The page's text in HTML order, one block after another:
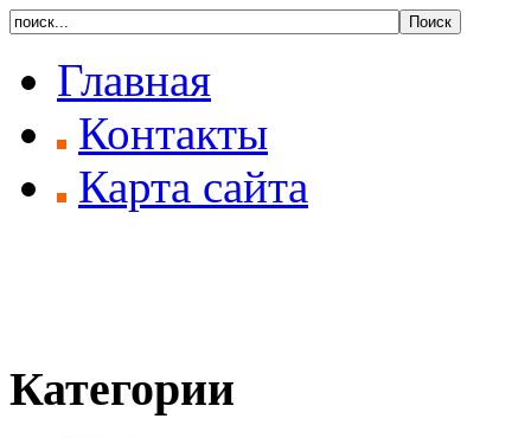
Главная
Контакты
Карта сайта
Категории